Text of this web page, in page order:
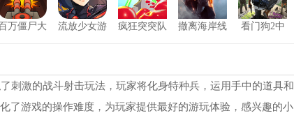
百万僵尸大
流放少女游
疯狂突突队
撤离海岸线
看门狗2中
刺激的战斗射击玩法，玩家将化身特种兵，运用手中的道具和
了游戏的操作难度，为玩家提供最好的游玩体验，感兴趣的小
2 冒险特工
3 对峙2手机版